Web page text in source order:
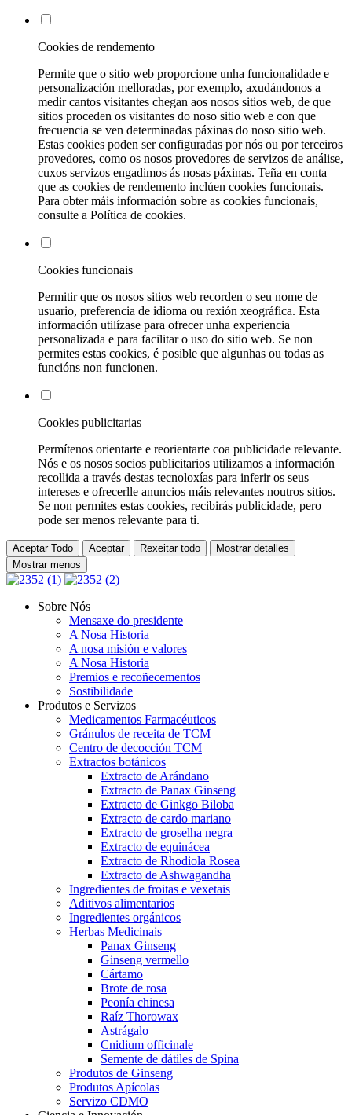
Cookies de rendemento
Permite que o sitio web proporcione unha funcionalidade e
personalización melloradas, por exemplo, axudándonos a
medir cantos visitantes chegan aos nosos sitios web, de que
sitios proceden os visitantes do noso sitio web e con que
frecuencia se ven determinadas páxinas do noso sitio web.
Estas cookies poden ser configuradas por nós ou por terceiros
provedores, como os nosos provedores de servizos de análise,
cuxos servizos engadimos ás nosas páxinas. Teña en conta
que as cookies de rendemento inclúen cookies funcionais.
Para obter máis información sobre as cookies funcionais,
consulte a Política de cookies.
Cookies funcionais
Permitir que os nosos sitios web recorden o seu nome de
usuario, preferencia de idioma ou rexión xeográfica. Esta
información utilízase para ofrecer unha experiencia
personalizada e para facilitar o uso do sitio web. Se non
permites estas cookies, é posible que algunhas ou todas as
funcións non funcionen.
Cookies publicitarias
Permítenos orientarte e reorientarte coa publicidade relevante.
Nós e os nosos socios publicitarios utilizamos a información
recollida a través destas tecnoloxías para inferir os seus
intereses e ofrecerlle anuncios máis relevantes noutros sitios.
Se non permites estas cookies, recibirás publicidade, pero
pode ser menos relevante para ti.
Aceptar Todo Aceptar Rexeitar todo
Mostrar detalles
Mostrar menos
Sobre Nós
Mensaxe do presidente
A Nosa Historia
A nosa misión e valores
A Nosa Historia
Premios e recoñecementos
Sostibilidade
Produtos e Servizos
Medicamentos Farmacéuticos
Gránulos de receita de TCM
Centro de decocción TCM
Extractos botánicos
Extracto de Arándano
Extracto de Panax Ginseng
Extracto de Ginkgo Biloba
Extracto de cardo mariano
Extracto de groselha negra
Extracto de equinácea
Extracto de Rhodiola Rosea
Extracto de Ashwagandha
Ingredientes de froitas e vexetais
Aditivos alimentarios
Ingredientes orgánicos
Herbas Medicinais
Panax Ginseng
Ginseng vermello
Cártamo
Brote de rosa
Peonía chinesa
Raíz Thorowax
Astrágalo
Cnidium officinale
Semente de dátiles de Spina
Produtos de Ginseng
Produtos Apícolas
Servizo CDMO